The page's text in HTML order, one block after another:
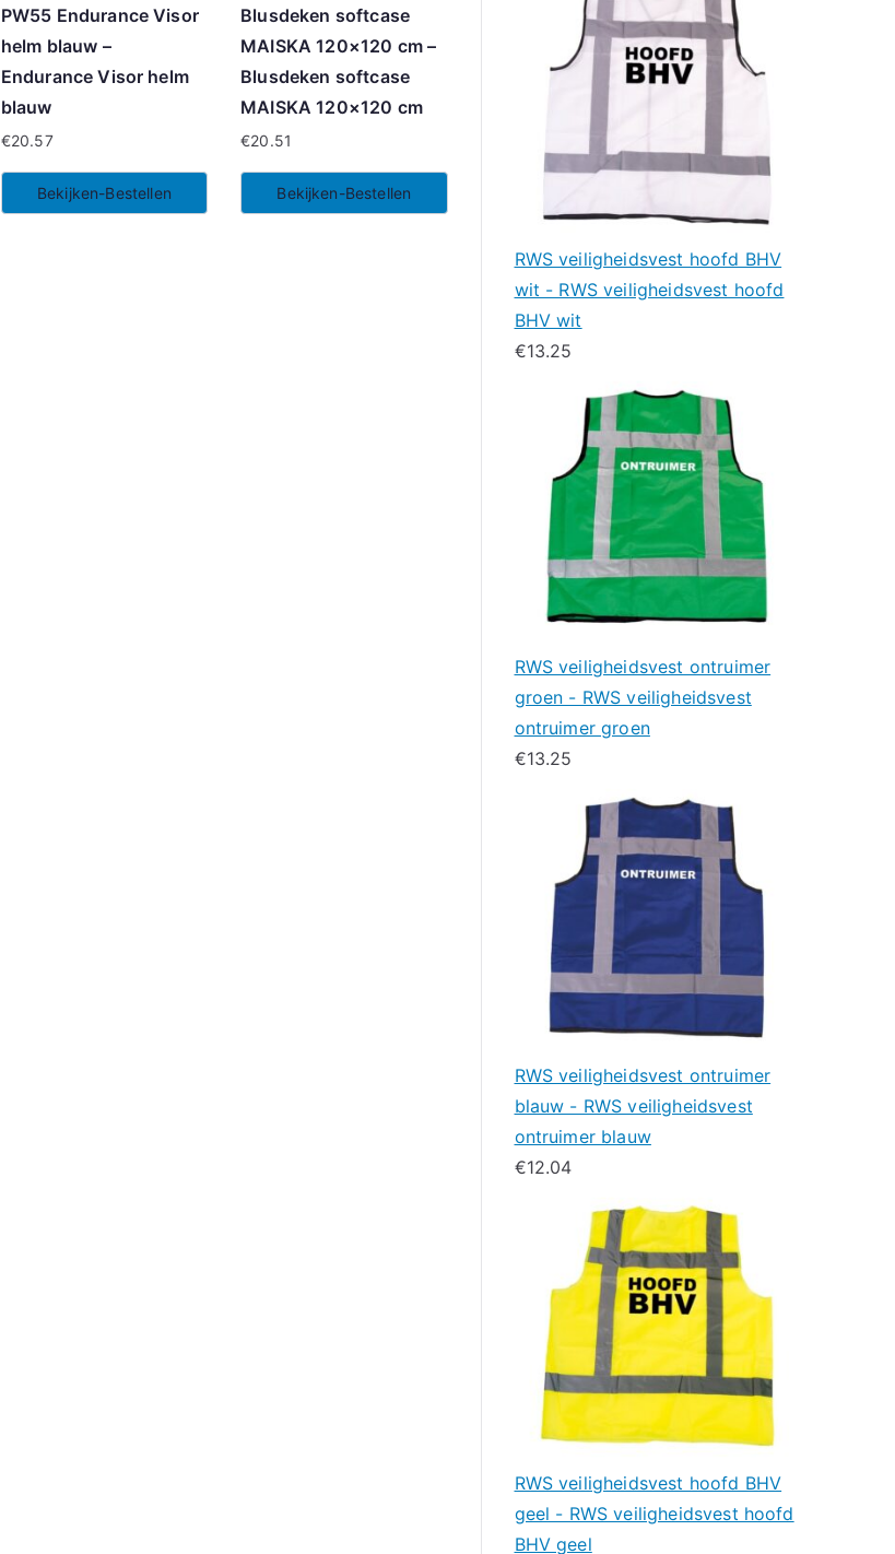
PW55 Endurance Visor
helm blauw –
Endurance Visor helm
blauw
€20.57
Bekijken-Bestellen
Blusdeken softcase
MAISKA 120×120 cm –
Blusdeken softcase
MAISKA 120×120 cm
€20.51
Bekijken-Bestellen
RWS veiligheidsvest hoofd BHV
wit - RWS veiligheidsvest hoofd
BHV wit
€13.25
RWS veiligheidsvest ontruimer
groen - RWS veiligheidsvest
ontruimer groen
€13.25
RWS veiligheidsvest ontruimer
blauw - RWS veiligheidsvest
ontruimer blauw
€12.04
RWS veiligheidsvest hoofd BHV
geel - RWS veiligheidsvest hoofd
BHV geel